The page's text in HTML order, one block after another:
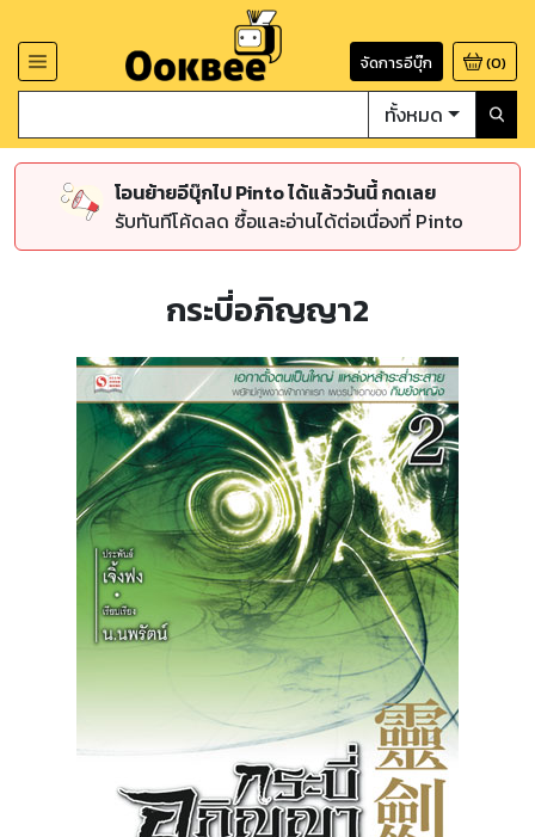
จัดการอีบุ๊ก (0)
ทั้งหมด
โอนย้ายอีบุ๊กไป Pinto ได้แล้ววันนี้ กดเลย
รับทันทีโค้ดลด ซื้อและอ่านได้ต่อเนื่องที่ Pinto
กระบี่อภิญญา2